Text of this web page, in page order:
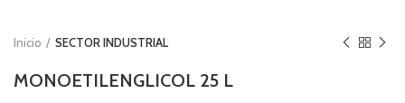
Inicio SECTOR INDUSTRIAL
MONOETILENGLICOL 25 L